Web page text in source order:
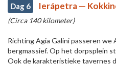
Dag 6 Ierápetra —
(Circa 140 kilometer)
Richting Agia Galini passeren
bergmassief. Op het dorpsplein
Ook de karakteristieke tavernes